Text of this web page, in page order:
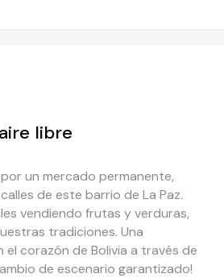
libre
un mercado permanente,
de este barrio de La Paz.
vendiendo frutas y verduras,
tradiciones. Una
corazón de Bolivia a través de
de escenario garantizado!